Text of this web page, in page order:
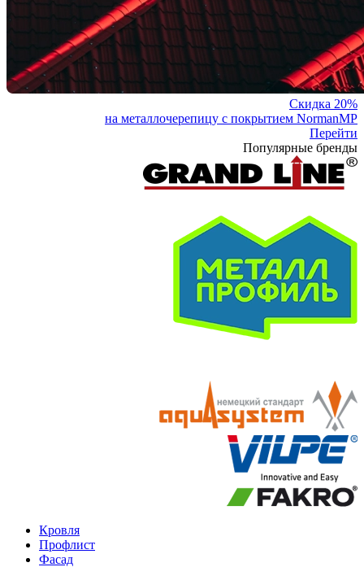
Скидка 20%
на металлочерепицу с покрытием NormanMP
Перейти
Популярные бренды
Кровля
Профлист
Фасад